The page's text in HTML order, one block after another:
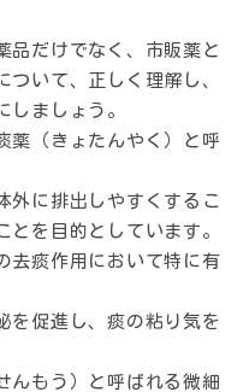
品だけでなく、市販薬と
ついて、正しく理解し、
しましょう。
薬（きょたんやく）と呼
外に排出しやすくするこ
とを目的としています。
去痰作用において特に有
を促進し、痰の粘り気を
んもう）と呼ばれる微細